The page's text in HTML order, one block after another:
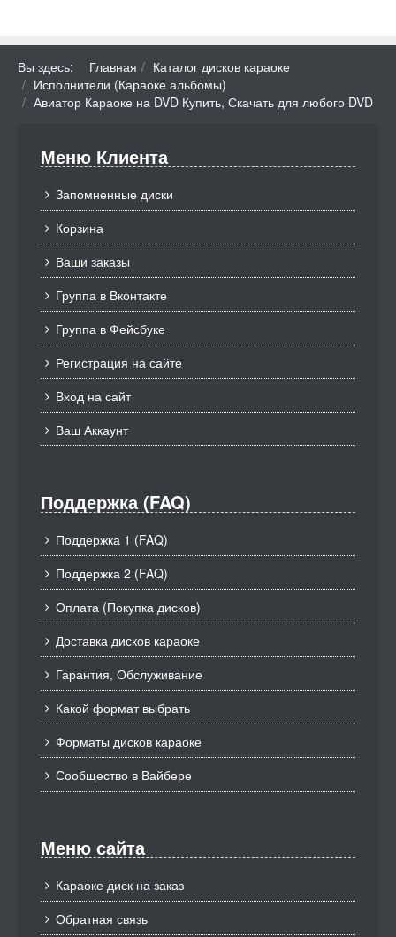
Вы здесь: Главная
Каталог дисков караоке
Исполнители (Караоке альбомы)
Авиатор Караоке на DVD Купить, Скачать для любого DVD
Меню Клиента
Запомненные диски
Корзина
Ваши заказы
Группа в Вконтакте
Группа в Фейсбуке
Регистрация на сайте
Вход на сайт
Ваш Аккаунт
Поддержка (FAQ)
Поддержка 1 (FAQ)
Поддержка 2 (FAQ)
Оплата (Покупка дисков)
Доставка дисков караоке
Гарантия, Обслуживание
Какой формат выбрать
Форматы дисков караоке
Сообщество в Вайбере
Меню сайта
Караоке диск на заказ
Обратная связь